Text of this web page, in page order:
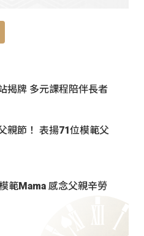
揭牌 多元課程陪伴長者
親節！ 表揚71位模範父
範Mama 感念父親辛勞